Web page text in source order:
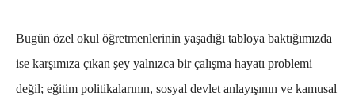
Bugün özel okul öğretmenlerinin yaşadığı tabloya baktığımızda
ise karşımıza çıkan şey yalnızca bir çalışma hayatı problemi
değil; eğitim politikalarının, sosyal devlet anlayışının ve kamusal